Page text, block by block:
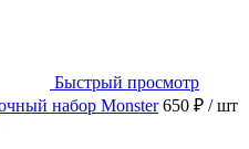
Быстрый просмотр
набор Monster 650 ₽ / шт